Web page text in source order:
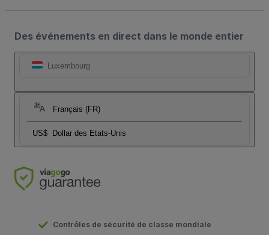
Des événements en direct dans le monde entier
Luxembourg
Français (FR)
US$ Dollar des Etats-Unis
Contrôles de sécurité de classe mondiale